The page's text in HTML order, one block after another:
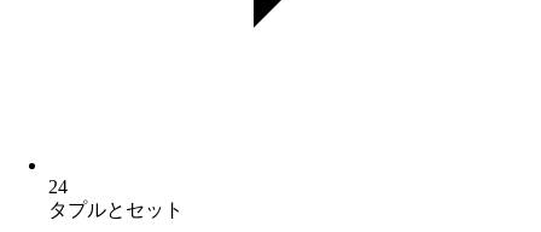
24
タプルとセット